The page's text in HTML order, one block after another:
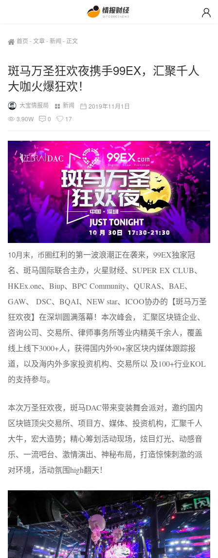
首页 -文章-新闻 - 正文
斑马万圣狂欢夜携手99EX，汇聚千人
大咖火爆狂欢！
大宝情报局 新闻
2019年11月1日
3.90W
0 17
10月末，币圈红利的第一波浪潮正在袭来，99EX独家冠
名、斑马国际联合主办，火星财经、SUPER EX CLUB、
HKEx.one、Biup、BPC Community、QURAS、BAE、
GAW、 DSC、BQAI、NEW star、ICOO协办的【斑马万圣
狂欢夜】在深圳圆满落幕！本次峰会， 汇聚区块链企业、
咨询公司、交易所、律师事务所等业内精英千余人，覆盖
线上线下3000+人，获得国内外90+家区块内媒体跟踪报
道，以及海内外多家投资机构、交易所以 及100+行业KOL
的支持参与。
本次万圣狂欢夜，斑马DAC带来变装舞会派对，邀约国内
区块链顶尖交易所、项目方、媒体、投资机构，汇聚千人
大牛，宏大造势；精心筹划活动现场，炫目灯光、动感音
乐、一流吧台、激情演出、神秘布局，打造惊悚刺激的派
对环境，活动氛围high翻天！